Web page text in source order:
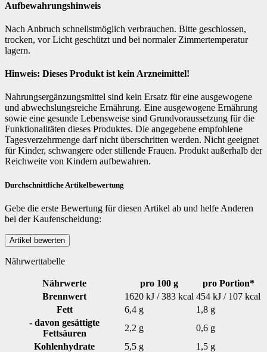
Aufbewahrungshinweis
Nach Anbruch schnellstmöglich verbrauchen. Bitte geschlossen,
trocken, vor Licht geschützt und bei normaler Zimmertemperatur
lagern.
Hinweis: Dieses Produkt ist kein Arzneimittel!
Nahrungsergänzungsmittel sind kein Ersatz für eine ausgewogene
und abwechslungsreiche Ernährung. Eine ausgewogene Ernährung
sowie eine gesunde Lebensweise sind Grundvoraussetzung für die
Funktionalitäten dieses Produktes. Die angegebene empfohlene
Tagesverzehrmenge darf nicht überschritten werden. Nicht geeignet
für Kinder, schwangere oder stillende Frauen. Produkt außerhalb der
Reichweite von Kindern aufbewahren.
Durchschnittliche Artikelbewertung
Gebe die erste Bewertung für diesen Artikel ab und helfe Anderen
bei der Kaufenscheidung:
Nährwerttabelle
Nährwerte pro 100 g
pro Portion*
Brennwert
1620 kJ / 383 kcal 454 kJ / 107 kcal
Fett
6,4 g
1,8 g
- davon gesättigte
Fettsäuren
2,2 g
0,6 g
Kohlenhydrate
5,5 g
1,5 g